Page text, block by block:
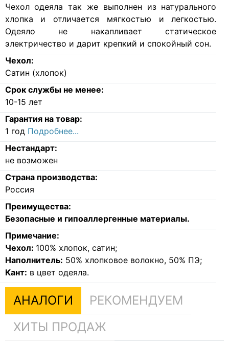
Чехол одеяла так же выполнен из натурального
хлопка и отличается мягкостью и легкостью.
Одеяло не накапливает статическое
электричество и дарит крепкий и спокойный сон.
Чехол:
Сатин (хлопок)
Срок службы не менее:
10-15 лет
Гарантия на товар:
1 год Подробнее...
Нестандарт:
не возможен
Страна производства:
Россия
Преимущества:
Безопасные и гипоаллергенные материалы.
Примечание:
Чехол: 100% хлопок, сатин;
Наполнитель: 50% хлопковое волокно, 50% ПЭ;
Кант: в цвет одеяла.
АНАЛОГИ
РЕКОМЕНДУЕМ
ХИТЫ ПРОДАЖ